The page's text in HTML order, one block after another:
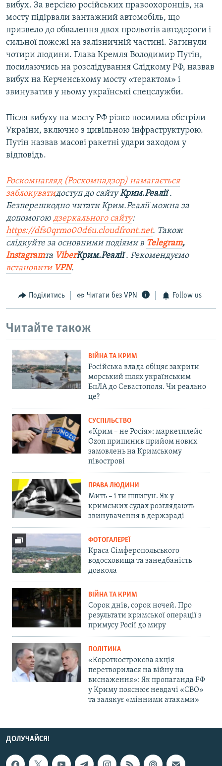
вибух. За версією російських правоохоронців, на
мосту підірвали вантажний автомобіль, що
призвело до обвалення двох прольотів автодороги і
сильної пожежі на залізничній частині. Загинули
чотири людини. Глава Кремля Володимир Путін,
посилаючись на розслідування Слідкому РФ, назвав
вибух на Керченському мосту «терактом» і
звинуватив у ньому українські спецслужби.
Після вибуху на мосту РФ різко посилила обстріли
України, включно з цивільною інфраструктурою.
Путін назвав масові ракетні удари заходом у
відповідь.
Роскомнагляд (Роскомнадзор) намагається
заблокуватидоступ до сайтуКрим.Реалії.
Безперешкодно читати Крим.Реалії можна за
допомогою дзеркального сайту:
https://dfs0qrmo00d6u.cloudfront.net. Також
слідкуйте за основними подіями в Telegram,
Instagramта ViberКрим.Реалії. Рекомендуємо
встановити VPN.
Поділитись Читати без VPN Follow us
Читайте також
ВІЙНА ТА КРИМ
Російська влада обіцяє закрити
морський шлях українським
БпЛА до Севастополя. Чи реально
це?
СУСПІЛЬСТВО
«Крим – не Росія»: маркетплейс
Ozon припинив прийом нових
замовлень на Кримському
півострові
ПРАВА ЛЮДИНИ
Мить – і ти шпигун. Як у
кримських судах розглядають
звинувачення в держзраді
ФОТОГАЛЕРЕЇ
Краса Сімферопольського
водосховища та занедбаність
довкола
ВІЙНА ТА КРИМ
Сорок днів, сорок ночей. Про
результати кримської операції з
примусу Росії до миру
ПОЛІТИКА
«Короткострокова акція
перетворилася на війну на
виснаження»: Як пропаганда РФ
у Криму пояснює невдачі «СВО»
та залякує «мінними атаками»
ДОЛУЧАЙСЯ!